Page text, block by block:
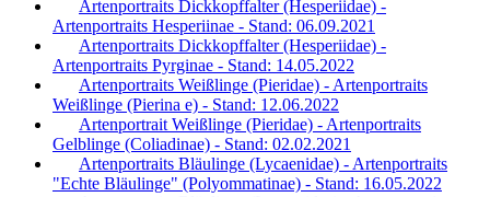
Artenportraits Dickkopffalter (Hesperiidae) -
Artenportraits Hesperiinae - Stand: 06.09.2021
Artenportraits Dickkopffalter (Hesperiidae) -
Artenportraits Pyrginae - Stand: 14.05.2022
Artenportraits Weißlinge (Pieridae) - Artenportraits
Weißlinge (Pierina e) - Stand: 12.06.2022
Artenportrait Weißlinge (Pieridae) - Artenportraits
Gelblinge (Coliadinae) - Stand: 02.02.2021
Artenportraits Bläulinge (Lycaenidae) - Artenportraits
"Echte Bläulinge" (Polyommatinae) - Stand: 16.05.2022